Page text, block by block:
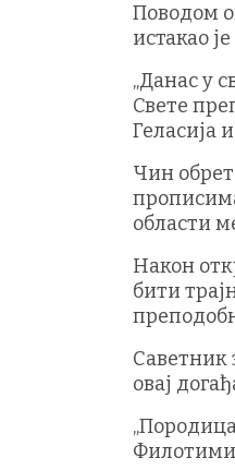
Поводом
истакао
„Данас у
Свете
Геласија
Чин
области
Након
бити
Саветник
овај